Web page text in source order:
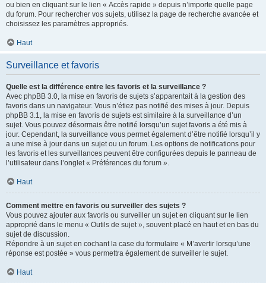
ou bien en cliquant sur le lien « Accès rapide » depuis n’importe quelle page
du forum. Pour rechercher vos sujets, utilisez la page de recherche avancée et
choisissez les paramètres appropriés.
Haut
Surveillance et favoris
Quelle est la différence entre les favoris et la surveillance ?
Avec phpBB 3.0, la mise en favoris de sujets s’apparentait à la gestion des
favoris dans un navigateur. Vous n’étiez pas notifié des mises à jour. Depuis
phpBB 3.1, la mise en favoris de sujets est similaire à la surveillance d’un
sujet. Vous pouvez désormais être notifié lorsqu’un sujet favoris a été mis à
jour. Cependant, la surveillance vous permet également d’être notifié lorsqu’il y
a une mise à jour dans un sujet ou un forum. Les options de notifications pour
les favoris et les surveillances peuvent être configurées depuis le panneau de
l’utilisateur dans l’onglet « Préférences du forum ».
Haut
Comment mettre en favoris ou surveiller des sujets ?
Vous pouvez ajouter aux favoris ou surveiller un sujet en cliquant sur le lien
approprié dans le menu « Outils de sujet », souvent placé en haut et en bas du
sujet de discussion.
Répondre à un sujet en cochant la case du formulaire « M’avertir lorsqu’une
réponse est postée » vous permettra également de surveiller le sujet.
Haut